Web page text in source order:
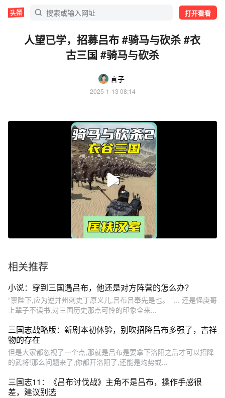
打开看看
人望已学，招募吕布 #骑马与砍杀 #衣
古三国 #骑马与砍杀
言子
2025-1-13 08:14
相关推荐
小说：穿到三国遇吕布，他还是对方阵营的怎么办？
“禀陛下,应为逆并州刺史丁原义儿,吕布吕奉先是也。 ”... 还是怪庚哥
上辈子不读书,对三国历史那点可怜的印象全来...
三国志战略版：新剧本初体验，别吹招降吕布多强了，吉祥
物的存在
但是大家都忽视了一个点,那就是吕布是要拿下洛阳之后才可以招降
的武将!那么问题来了,你都开洛阳了,还能是均势或...
三国志11：《吕布讨伐战》主角不是吕布，操作手感很
差，建议别选